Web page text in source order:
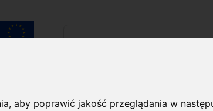
aby poprawić jakość przeglądania w
Szukaj...